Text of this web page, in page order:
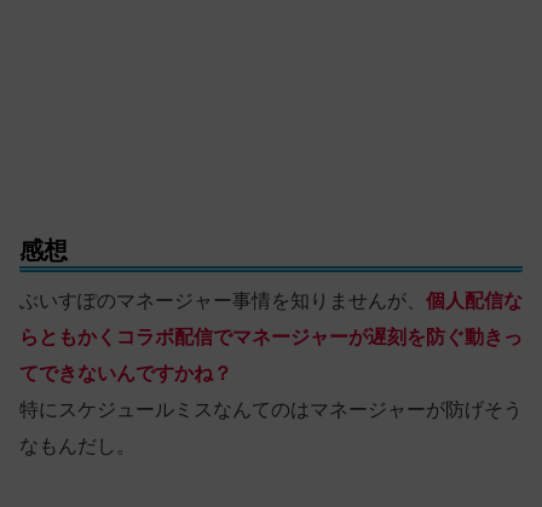
感想
ぶいすぽのマネージャー事情を知りませんが、 個人配信な
らともかくコラボ配信でマネージャーが遅刻を防ぐ動きっ
てできないんですかね？
特にスケジュールミスなんてのはマネージャーが防げそう
なもんだし。